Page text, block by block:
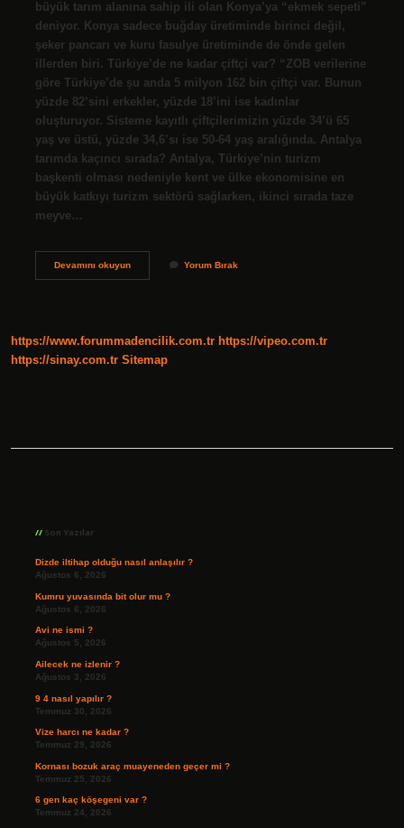
büyük tarım alanına sahip ili olan Konya’ya “ekmek sepeti”
deniyor. Konya sadece buğday üretiminde birinci değil,
şeker pancarı ve kuru fasulye üretiminde de önde gelen
illerden biri. Türkiye’de ne kadar çiftçi var? “ZOB verilerine
göre Türkiye’de şu anda 5 milyon 162 bin çiftçi var. Bunun
yüzde 82’sini erkekler, yüzde 18’ini ise kadınlar
oluşturuyor. Sisteme kayıtlı çiftçilerimizin yüzde 34’ü 65
yaş ve üstü, yüzde 34,6’sı ise 50-64 yaş aralığında. Antalya
tarımda kaçıncı sırada? Antalya, Türkiye’nin turizm
başkenti olması nedeniyle kent ve ülke ekonomisine en
büyük katkıyı turizm sektörü sağlarken, ikinci sırada taze
meyve…
Devamını okuyunEn
Yorum Bırak
https://www.forummadencilik.com.tr https://vipeo.com.tr
https://sinay.com.tr Sitemap
Son Yazılar
Dizde iltihap olduğu nasıl anlaşılır ?
Ağustos 6, 2026
Kumru yuvasında bit olur mu ?
Ağustos 6, 2026
Avi ne ismi ?
Ağustos 5, 2026
Ailecek ne izlenir ?
Ağustos 3, 2026
9 4 nasıl yapılır ?
Temmuz 30, 2026
Vize harcı ne kadar ?
Temmuz 29, 2026
Kornası bozuk araç muayeneden geçer mi ?
Temmuz 25, 2026
6 gen kaç köşegeni var ?
Temmuz 24, 2026